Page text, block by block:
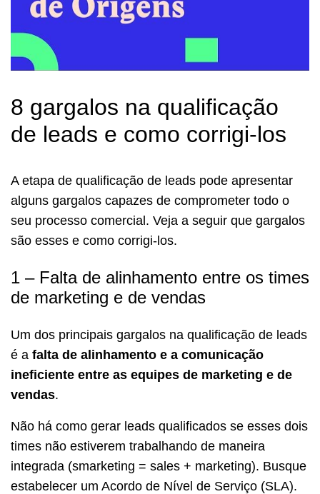
8 gargalos na qualificação
de leads e como corrigi-los
A etapa de qualificação de leads pode apresentar
alguns gargalos capazes de comprometer todo o
seu processo comercial. Veja a seguir que gargalos
são esses e como corrigi-los.
1 – Falta de alinhamento entre os times
de marketing e de vendas
Um dos principais gargalos na qualificação de leads
é a falta de alinhamento e a comunicação
ineficiente entre as equipes de marketing e de
vendas.
Não há como gerar leads qualificados se esses dois
times não estiverem trabalhando de maneira
integrada (smarketing = sales + marketing). Busque
estabelecer um Acordo de Nível de Serviço (SLA).